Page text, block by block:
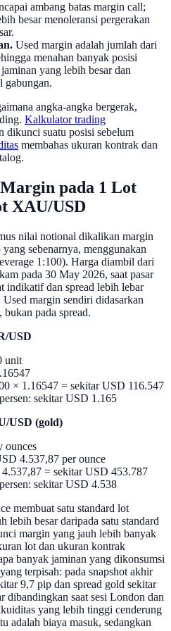
ambang batas margin call;
besar menoleransi pergerakan
Used margin adalah jumlah dari
menahan banyak posisi
yang lebih besar dan
gabungan.
angka-angka bergerak,
Kalkulator trading
dikunci suatu posisi sebelum
membahas ukuran kontrak dan
pada 1 Lot
XAU/USD
nilai notional dikalikan margin
sebenarnya, menggunakan
1:100). Harga diambil dari
pada 30 May 2026, saat pasar
indikatif dan spread lebih lebar
margin sendiri didasarkan
pada spread.
USD
unit
× 1.16547 = sekitar USD 116.547
sekitar USD 1.165
USD (gold)
ounces
4.537,87 per ounce
= sekitar USD 453.787
sekitar USD 4.538
membuat satu standard lot
besar daripada satu standard
margin yang jauh lebih banyak
lot dan ukuran kontrak
banyak jaminan yang dikonsumsi
terpisah: pada snapshot akhir
9,7 pip dan spread gold sekitar
dibandingkan saat sesi London dan
yang lebih tinggi cenderung
adalah biaya masuk, sedangkan